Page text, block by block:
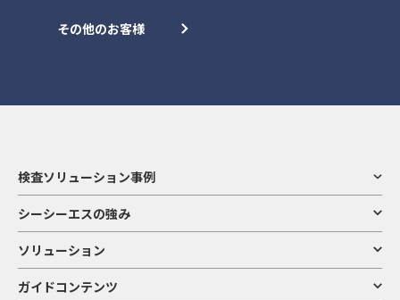
その他のお客様
検査ソリューション事例
シーシーエスの強み
ソリューション
ガイドコンテンツ